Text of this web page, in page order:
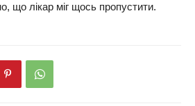
що лікар міг щось пропустити.